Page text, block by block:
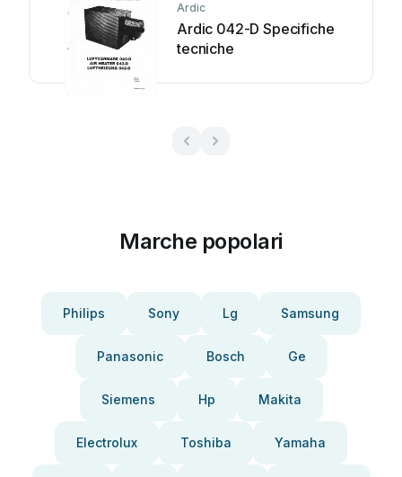
Ardic
Ardic 042-D Specifiche
tecniche
Marche popolari
Philips Sony Lg Samsung
Panasonic Bosch Ge
Siemens Hp Makita
Electrolux Toshiba Yamaha